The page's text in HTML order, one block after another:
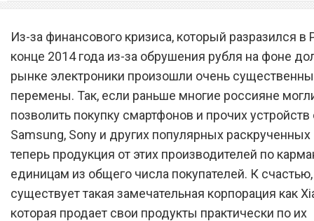
Началась грандиозная
распродажа с
скидками на продукцию
Из-за финансового кризиса, который разразился в
конце 2014 года из-за обрушения рубля на фоне
рынке электроники произошли очень
перемены. Так, если раньше многие россияне
позволить покупку смартфонов и прочих устройств
Samsung, Sony и других популярных раскрученных
теперь продукция от этих производителей по
единицам из общего числа покупателей. К счастью,
существует такая замечательная корпорация как
которая продает свои продукты практически по их